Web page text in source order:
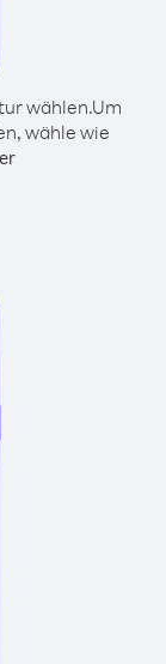
wählen.Um
wähle wie